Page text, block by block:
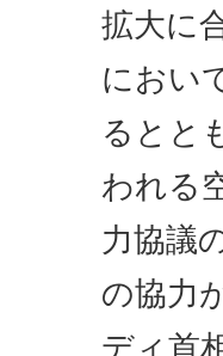
拡大に
におい
るとと
われる
力協議
の協力
ディ首